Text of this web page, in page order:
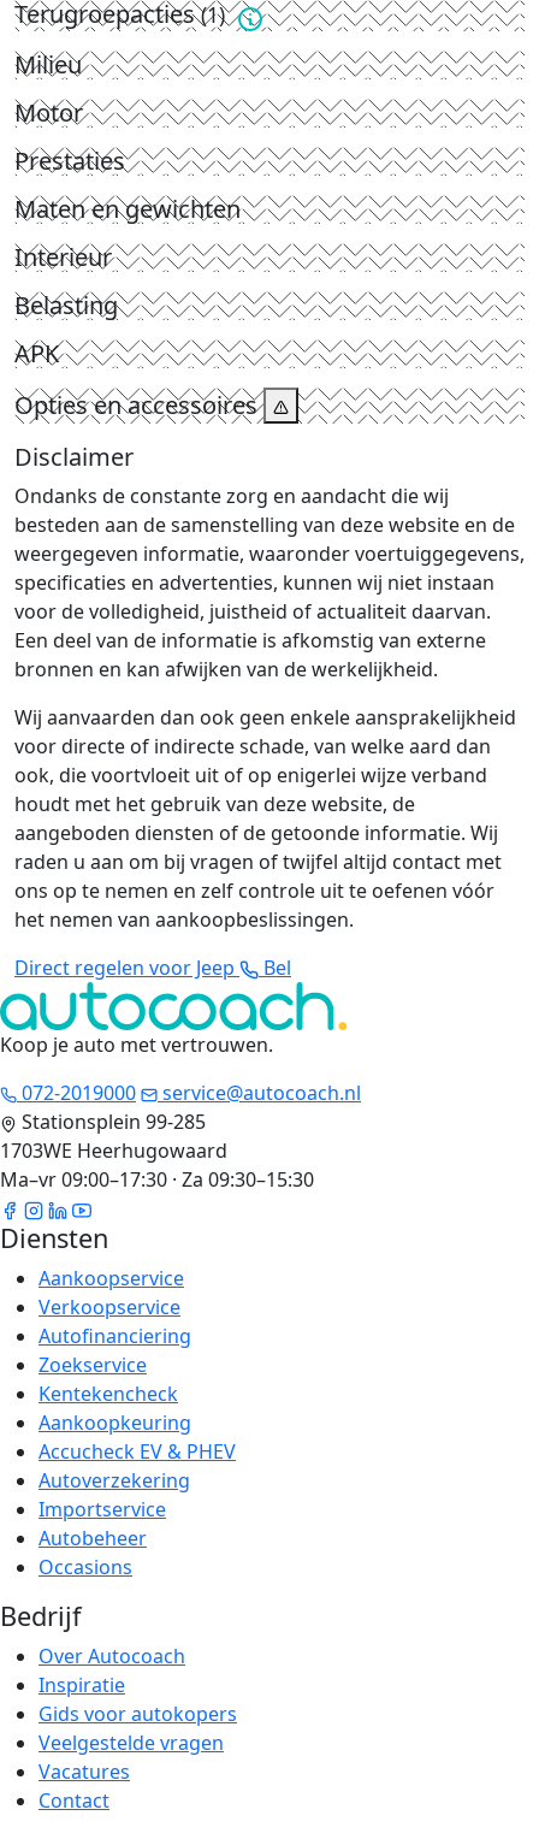
Terugroepacties(1)
Milieu
Motor
Prestaties
Maten en gewichten
Interieur
Belasting
APK
Opties en accessoires
Disclaimer
Ondanks de constante zorg en aandacht die wij
besteden aan de samenstelling van deze website en de
weergegeven informatie, waaronder voertuiggegevens,
specificaties en advertenties, kunnen wij niet instaan
voor de volledigheid, juistheid of actualiteit daarvan.
Een deel van de informatie is afkomstig van externe
bronnen en kan afwijken van de werkelijkheid.
Wij aanvaarden dan ook geen enkele aansprakelijkheid
voor directe of indirecte schade, van welke aard dan
ook, die voortvloeit uit of op enigerlei wijze verband
houdt met het gebruik van deze website, de
aangeboden diensten of de getoonde informatie. Wij
raden u aan om bij vragen of twijfel altijd contact met
ons op te nemen en zelf controle uit te oefenen vóór
het nemen van aankoopbeslissingen.
Direct regelen voor Jeep
Bel
Koop je auto met vertrouwen.
072-2019000
service@autocoach.nl
Stationsplein 99-285
1703WE Heerhugowaard
Ma–vr 09:00–17:30 · Za 09:30–15:30
Diensten
Aankoopservice
Verkoopservice
Autofinanciering
Zoekservice
Kentekencheck
Aankoopkeuring
Accucheck EV & PHEV
Autoverzekering
Importservice
Autobeheer
Occasions
Bedrijf
Over Autocoach
Inspiratie
Gids voor autokopers
Veelgestelde vragen
Vacatures
Contact